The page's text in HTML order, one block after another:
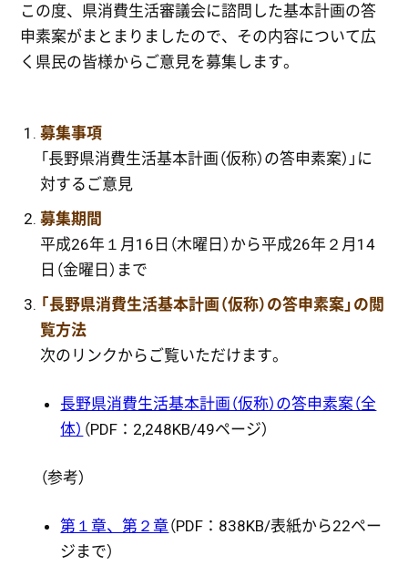
この度、県消費生活審議会に諮問した基本計画の答
申素案がまとまりましたので、その内容について広
く県民の皆様からご意見を募集します。
募集事項
「長野県消費生活基本計画（仮称）の答申素案）」に
対するご意見
募集期間
平成26年１月16日（木曜日）から平成26年２月14
日（金曜日）まで
「長野県消費生活基本計画（仮称）の答申素案」の閲
覧方法
次のリンクからご覧いただけます。
長野県消費生活基本計画（仮称）の答申素案（全
体） （PDF：2,248KB/49ページ）
（参考）
第１章、第２章 （PDF：838KB/表紙から22ペー
ジまで）